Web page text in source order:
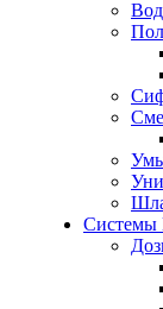
Системы